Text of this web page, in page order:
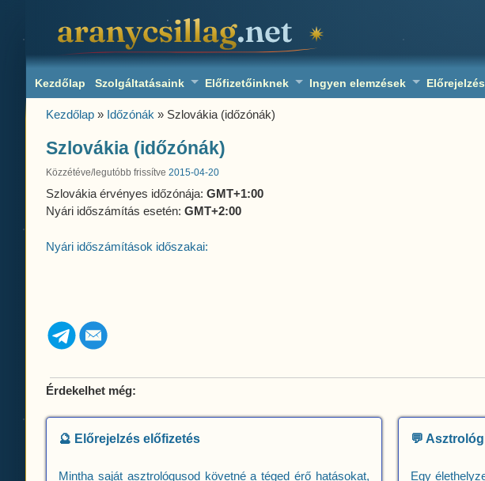
Kezdőlap Szolgáltatásaink Előfizetőinknek Ingyen elemzések
Kezdőlap » Időzónák » Szlovákia (időzónák)
Szlovákia (időzónák)
Közzétéve/legutóbb frissítve 2015-04-20
Szlovákia érvényes időzónája: GMT+1:00
Nyári időszámítás esetén: GMT+2:00
Nyári időszámítások időszakai:
Érdekelhet még:
🔮 Előrejelzés előfizetés
Mintha saját asztrológusod követné a téged érő hatásokat,
💬
Egy